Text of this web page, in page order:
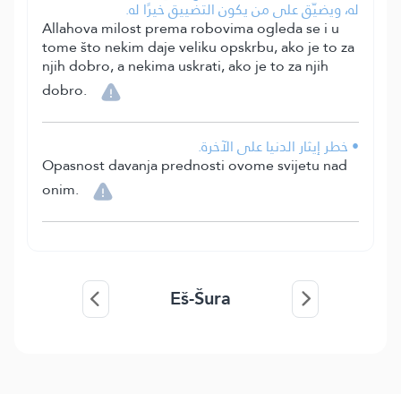
له، ويضيّق على من يكون التضييق خيرًا له.
Allahova milost prema robovima ogleda se i u
tome što nekim daje veliku opskrbu, ako je to za
njih dobro, a nekima uskrati, ako je to za njih
dobro.
• خطر إيثار الدنيا على الآخرة.
Opasnost davanja prednosti ovome svijetu nad
onim.
Eš-Šura